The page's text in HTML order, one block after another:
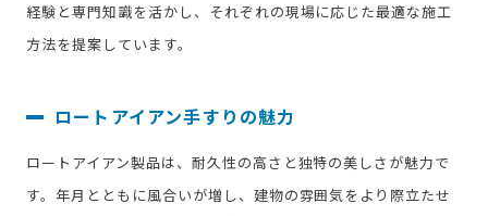
経験と専門知識を活かし、それぞれの現場に応じた最適な施工
方法を提案しています。
ロートアイアン手すりの魅力
ロートアイアン製品は、耐久性の高さと独特の美しさが魅力で
す。年月とともに風合いが増し、建物の雰囲気をより際立たせ